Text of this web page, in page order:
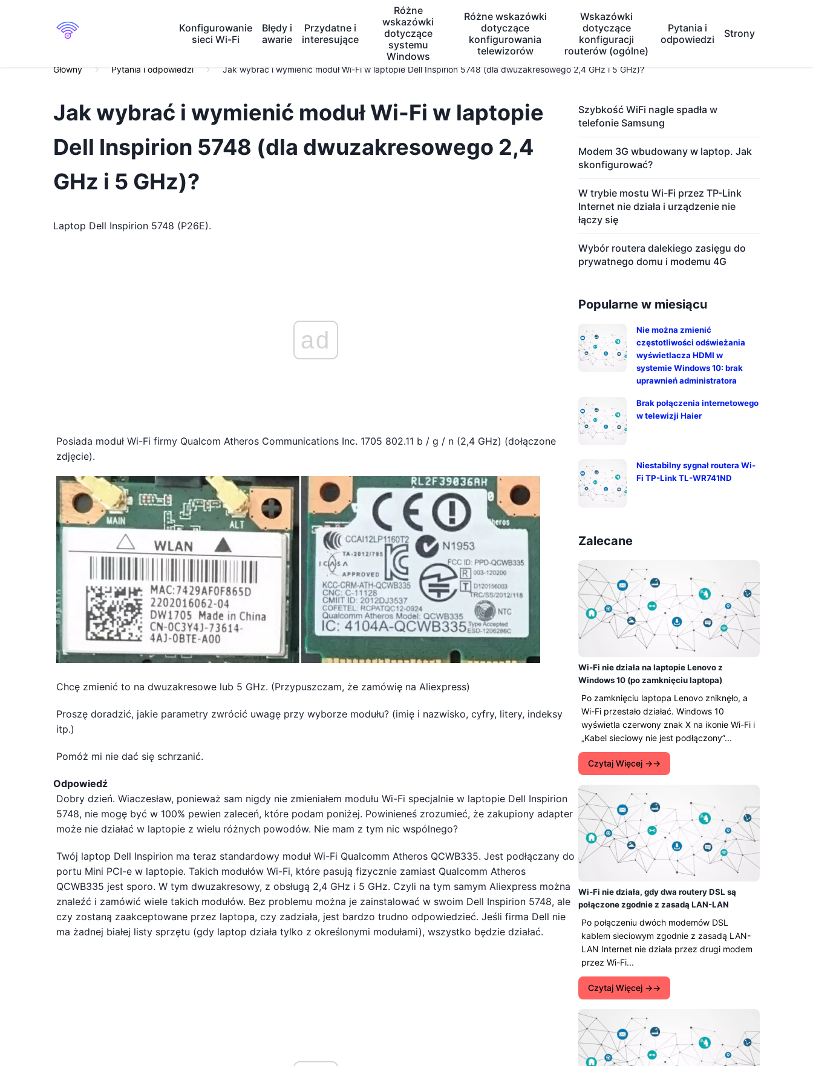
Konfigurowanie
sieci Wi-Fi
Błędy i
awarie
Przydatne i
interesujące
Różne
wskazówki
dotyczące
systemu
Windows
Różne wskazówki
dotyczące
konfigurowania
telewizorów
Wskazówki
dotyczące
konfiguracji
routerów (ogólne)
Pytania i
odpowiedzi
Strony
Główny Pytania i odpowiedzi Jak wybrać i wymienić moduł Wi-Fi w laptopie Dell Inspirion 5748 (dla dwuzakresowego 2,4 GHz i 5 GHz)?
Jak wybrać i wymienić moduł Wi-Fi w laptopie
Dell Inspirion 5748 (dla dwuzakresowego 2,4
GHz i 5 GHz)?
Laptop Dell Inspirion 5748 (P26E).
ad
Posiada moduł Wi-Fi firmy Qualcom Atheros Communications Inc. 1705 802.11 b / g / n (2,4 GHz) (dołączone
zdjęcie).
Chcę zmienić to na dwuzakresowe lub 5 GHz. (Przypuszczam, że zamówię na Aliexpress)
Proszę doradzić, jakie parametry zwrócić uwagę przy wyborze modułu? (imię i nazwisko, cyfry, litery, indeksy
itp.)
Pomóż mi nie dać się schrzanić.
Odpowiedź
Dobry dzień. Wiaczesław, ponieważ sam nigdy nie zmieniałem modułu Wi-Fi specjalnie w laptopie Dell Inspirion
5748, nie mogę być w 100% pewien zaleceń, które podam poniżej. Powinieneś zrozumieć, że zakupiony adapter
może nie działać w laptopie z wielu różnych powodów. Nie mam z tym nic wspólnego?
Twój laptop Dell Inspirion ma teraz standardowy moduł Wi-Fi Qualcomm Atheros QCWB335. Jest podłączany do
portu Mini PCI-e w laptopie. Takich modułów Wi-Fi, które pasują fizycznie zamiast Qualcomm Atheros
QCWB335 jest sporo. W tym dwuzakresowy, z obsługą 2,4 GHz i 5 GHz. Czyli na tym samym Aliexpress można
znaleźć i zamówić wiele takich modułów. Bez problemu można je zainstalować w swoim Dell Inspirion 5748, ale
czy zostaną zaakceptowane przez laptopa, czy zadziała, jest bardzo trudno odpowiedzieć. Jeśli firma Dell nie
ma żadnej białej listy sprzętu (gdy laptop działa tylko z określonymi modułami), wszystko będzie działać.
Szybkość WiFi nagle spadła w
telefonie Samsung
Modem 3G wbudowany w laptop. Jak
skonfigurować?
W trybie mostu Wi-Fi przez TP-Link
Internet nie działa i urządzenie nie
łączy się
Wybór routera dalekiego zasięgu do
prywatnego domu i modemu 4G
Popularne w miesiącu
Nie można zmienić
częstotliwości odświeżania
wyświetlacza HDMI w
systemie Windows 10: brak
uprawnień administratora
Brak połączenia internetowego
w telewizji Haier
Niestabilny sygnał routera Wi-
Fi TP-Link TL-WR741ND
Zalecane
Wi-Fi nie działa na laptopie Lenovo z
Windows 10 (po zamknięciu laptopa)
Po zamknięciu laptopa Lenovo zniknęło, a
Wi-Fi przestało działać. Windows 10
wyświetla czerwony znak X na ikonie Wi-Fi i
„Kabel sieciowy nie jest podłączony”...
Czytaj Więcej →
Wi-Fi nie działa, gdy dwa routery DSL są
połączone zgodnie z zasadą LAN-LAN
Po połączeniu dwóch modemów DSL
kablem sieciowym zgodnie z zasadą LAN-
LAN Internet nie działa przez drugi modem
przez Wi-Fi...
Czytaj Więcej →